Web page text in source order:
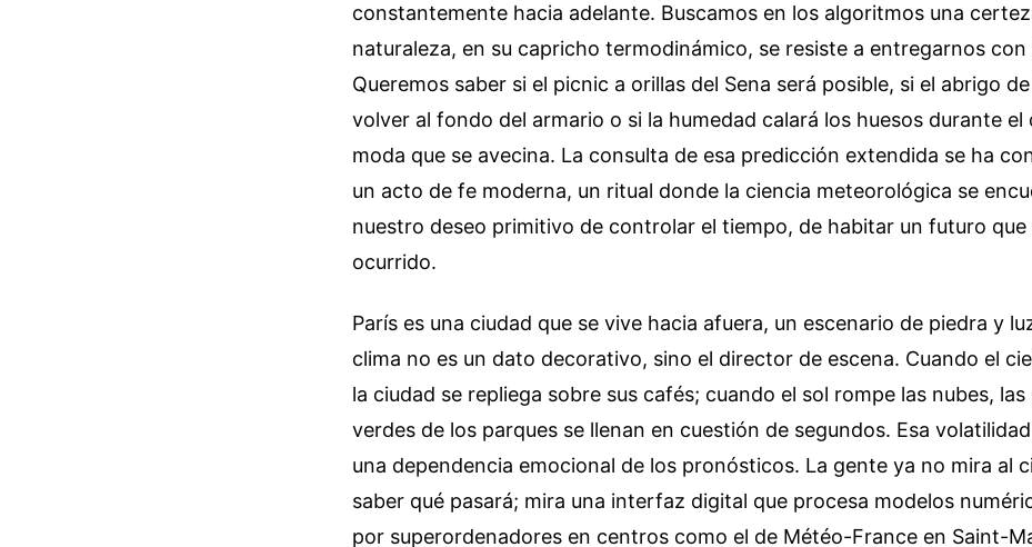
constantemente hacia adelante. Buscamos en los algoritmos una
naturaleza, en su capricho termodinámico, se resiste a entregarnos con
Queremos saber si el picnic a orillas del Sena será posible, si el abrigo
volver al fondo del armario o si la humedad calará los huesos durante el
moda que se avecina. La consulta de esa predicción extendida se ha
un acto de fe moderna, un ritual donde la ciencia meteorológica se
nuestro deseo primitivo de controlar el tiempo, de habitar un futuro que
ocurrido.
París es una ciudad que se vive hacia afuera, un escenario de piedra y
clima no es un dato decorativo, sino el director de escena. Cuando el
la ciudad se repliega sobre sus cafés; cuando el sol rompe las nubes, las
verdes de los parques se llenan en cuestión de segundos. Esa
una dependencia emocional de los pronósticos. La gente ya no mira al
saber qué pasará; mira una interfaz digital que procesa modelos
por superordenadores en centros como el de Météo-France en Saint-